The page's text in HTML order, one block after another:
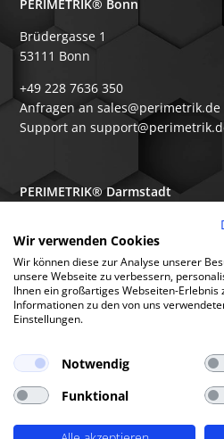
PERIMETRIK® Bonn
Brüdergasse 1
53111 Bonn
+49 228 7636 350
Anfragen an sales@perimetrik.de
Support an
PERIMETRIK® Darmstadt
64367 Mühltal
+49 6151 3944 80
Anfragen an sales@perimetrik.de
Support an support@perimetrik.de
Wir verwenden Cookies
Wir können diese zur Analyse unserer
unsere Webseite zu verbessern,
Ihnen ein großartiges Webseiten-Erlebnis
Informationen zu den von uns
Einstellungen.
Notwendig
Funktional